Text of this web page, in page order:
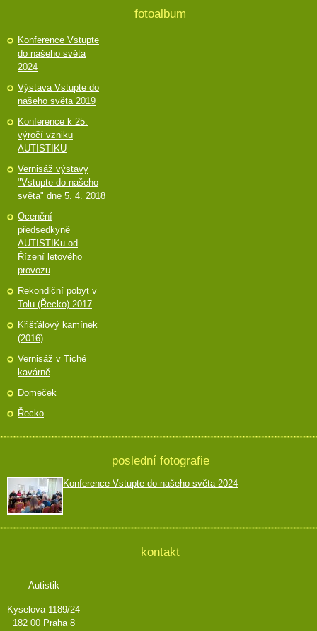
fotoalbum
Konference Vstupte
do našeho světa
2024
Výstava Vstupte do
našeho světa 2019
Konference k 25.
výročí vzniku
AUTISTIKU
Vernisáž výstavy
"Vstupte do našeho
světa" dne 5. 4. 2018
Ocenění
předsedkyně
AUTISTIKu od
Řízení letového
provozu
Rekondiční pobyt v
Tolu (Řecko) 2017
Křišťálový kamínek
(2016)
Vernisáž v Tiché
kavárně
Domeček
Řecko
poslední fotografie
Konference Vstupte do našeho světa 2024
kontakt
Autistik
Kyselova 1189/24
182 00 Praha 8